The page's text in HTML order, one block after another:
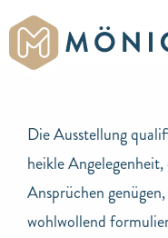
Die Ausstellung
heikle
Ansprüchen
wohlwollend